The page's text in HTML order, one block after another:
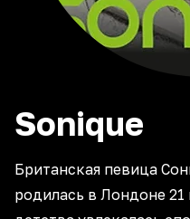
Sonique
Британская певица
родилась в Лондоне 21